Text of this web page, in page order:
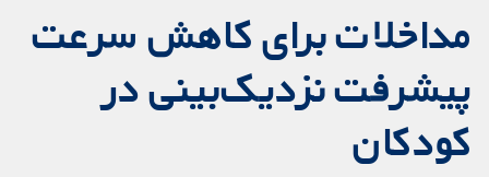
مداخلات برای کاهش سرعت
پیشرفت نزدیک‌بینی در
کودکان